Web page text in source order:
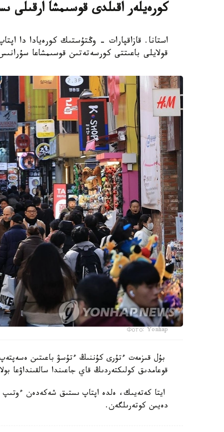
كورەيلەر اقىلدى قوسىمشا ارقىلى
استانا. قازاقپارات - وڭتۇستىك كورەيادا دا
قولايلى باعىتتى كورسەتەتىن قوسىمشاعا
Фото: Yonhap
بۇل قىزمەت ءتۇرى كۇننىڭ ءتۇسۋ باعىتىن
قوعامدىق كولىكتەردىڭ قاي جاعىندا سالقىنداۋعا
دەيىن كوتەرىلگەن.